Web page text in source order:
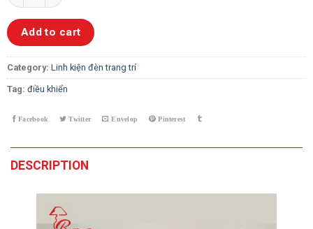
Add to cart
Category: Linh kiện đèn trang trí
Tag: điều khiển
DESCRIPTION